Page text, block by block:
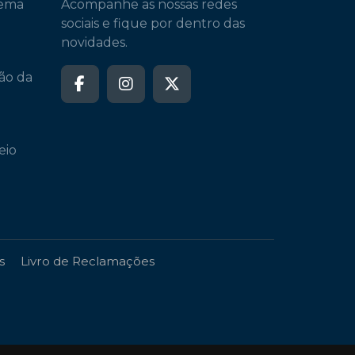
da
Acompanhe as nossas redes
sociais e fique por dentro das
novidades.
Livro de Reclamações